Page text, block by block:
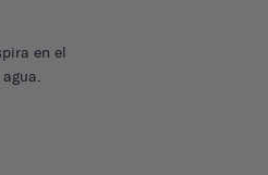
en el